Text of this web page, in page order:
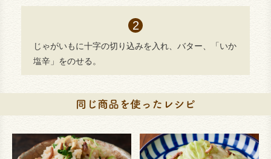
じゃがいもに十字の切り込みを入れ、バター、「いか
塩辛」をのせる。